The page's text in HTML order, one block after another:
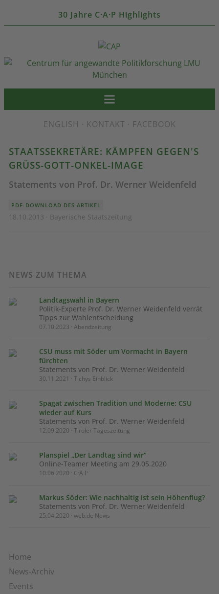
30 Jahre C·A·P Highlights
ENGLISH · KONTAKT · FACEBOOK
Home
News-Archiv
Events
STAATSSEKRETÄRE: KÄMPFEN GEGEN'S
GRÜSS-GOTT-ONKEL-IMAGE
Statements von Prof. Dr. Werner Weidenfeld
PDF-DOWNLOAD DES ARTIKEL
18.10.2013 · Bayerische Staatszeitung
NEWS ZUM THEMA
Landtagswahl in Bayern
Politik-Experte Prof. Dr. Werner Weidenfeld verrät
Tipps zur Wahlentscheidung
07.10.2023 · Abendzeitung
CSU muss mit Söder um Vormacht in Bayern
fürchten
Statements von Prof. Dr. Werner Weidenfeld
30.11.2021 · Tichys Einblick
Spagat zwischen Tradition und Moderne: CSU
wieder auf Kurs
Statements von Prof. Dr. Werner Weidenfeld
12.09.2020 · Tiroler Tageszeitung
Planspiel „Der Landtag sind wir“
Online-Teamer Meeting am 29.05.2020
10.06.2020 · C·A·P
Markus Söder: Wie nachhaltig ist sein Höhenflug?
Statements von Prof. Dr. Werner Weidenfeld
25.04.2020 · web.de News